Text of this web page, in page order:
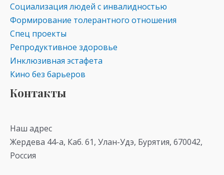
Социализация людей с инвалидностью
Формирование толерантного отношения
Спец проекты
Репродуктивное здоровье
Инклюзивная эстафета
Кино без барьеров
Контакты
Наш адрес
Жердева 44-а, Каб. 61, Улан-Удэ, Бурятия, 670042,
Россия